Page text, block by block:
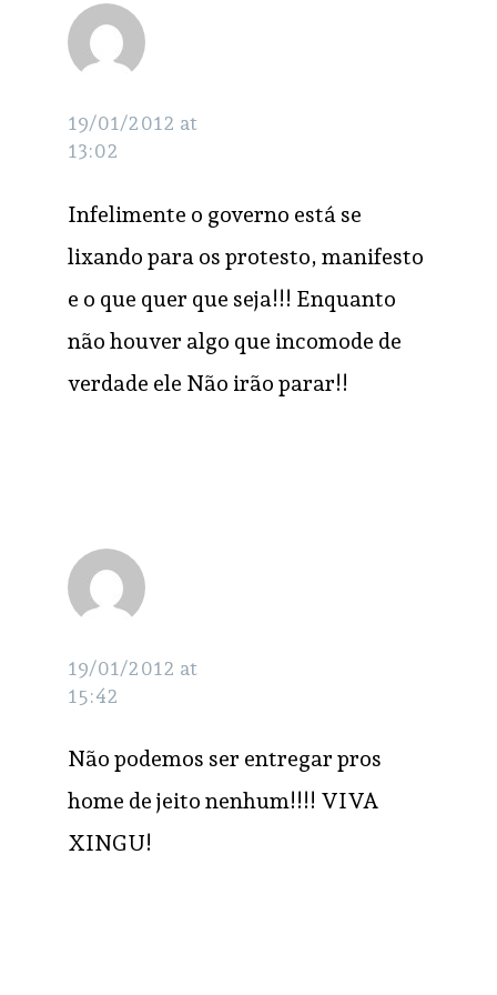
19/01/2012 at
13:02
Infelimente o governo está se
lixando para os protesto, manifesto
e o que quer que seja!!! Enquanto
não houver algo que incomode de
verdade ele Não irão parar!!
19/01/2012 at
15:42
Não podemos ser entregar pros
home de jeito nenhum!!!! VIVA
XINGU!